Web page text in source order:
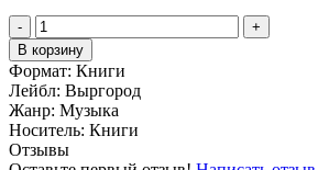
-
+
В корзину
Формат: Книги
Лейбл: Выргород
Жанр: Музыка
Носитель: Книги
Отзывы